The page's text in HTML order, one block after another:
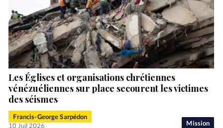
Mission
Les Églises et organisations chrétiennes
vénézuéliennes sur place secourent les victimes
des séismes
Francis-George Sarpédon
10 Juil 2026